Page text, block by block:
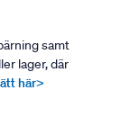
samt
lager, där
här>